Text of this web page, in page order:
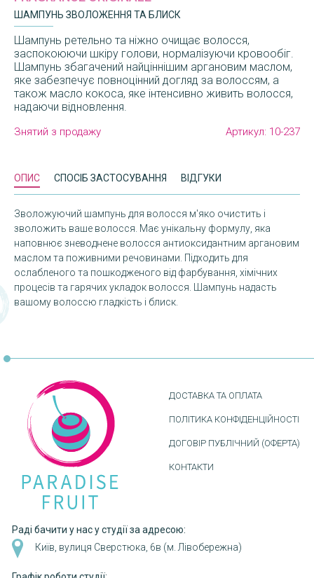
ШАМПУНЬ ЗВОЛОЖЕННЯ ТА БЛИСК
Шампунь ретельно та ніжно очищає волосся,
заспокоюючи шкіру голови, нормалізуючи кровообіг.
Шампунь збагачений найціннішим аргановим маслом,
яке забезпечує повноцінний догляд за волоссям, а
також масло кокоса, яке інтенсивно живить волосся,
надаючи відновлення.
Знятий з продажу Артикул: 10-237
ОПИС СПОСІБ ЗАСТОСУВАННЯ ВІДГУКИ
Зволожуючий шампунь для волосся м'яко очистить і
зволожить ваше волосся. Має унікальну формулу, яка
наповнює зневоднене волосся антиоксидантним аргановим
маслом та поживними речовинами. Підходить для
ослабленого та пошкодженого від фарбування, хімічних
процесів та гарячих укладок волосся. Шампунь надасть
вашому волоссю гладкість і блиск.
ДОСТАВКА ТА ОПЛАТА
ПОЛІТИКА КОНФІДЕНЦІЙНОСТІ
ДОГОВІР ПУБЛІЧНИЙ (ОФЕРТА)
КОНТАКТИ
Раді бачити у нас у студії за адресою:
Київ, вулиця Сверстюка, 6в (м. Лівобережна)